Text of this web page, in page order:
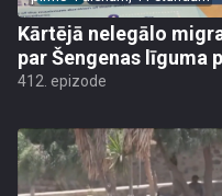
Kārtējā nelegālo
par Šengenas līguma
412. epizode